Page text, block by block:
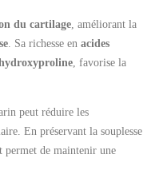
du cartilage , améliorant la
. Sa richesse en acides
, favorise la
peut réduire les
En préservant la souplesse
de maintenir une